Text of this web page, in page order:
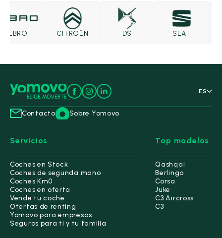
EBRO CITROËN DS SEAT
ES
Contacto Sobre Yomovo
Servicios
Coches en Stock
Coches de segunda mano
Coches Km0
Coches en oferta
Vende tu coche
Ofertas de renting
Yomovo para empresas
Seguros para ti y tu familia
Top modelos
Qashqai
Berlingo
Corsa
Juke
C3 Aircross
C3